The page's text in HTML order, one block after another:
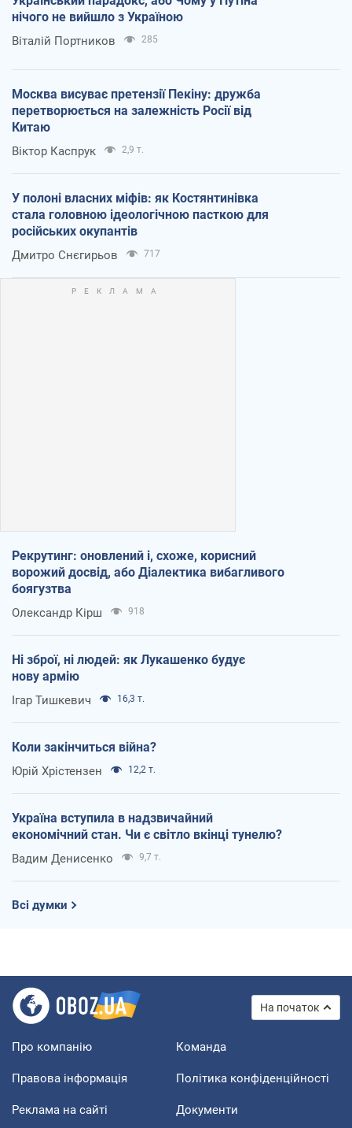
нічого не вийшло з Україною
Віталій Портников 285
Москва висуває претензії Пекіну: дружба
перетворюється на залежність Росії від
Китаю
Віктор Каспрук 2,9 т.
У полоні власних міфів: як Костянтинівка
стала головною ідеологічною пасткою для
російських окупантів
Дмитро Снєгирьов 717
Рекрутинг: оновлений і, схоже, корисний
ворожий досвід, або Діалектика вибагливого
боягузтва
Олександр Кірш 918
Ні зброї, ні людей: як Лукашенко будує
нову армію
Ігар Тишкевич 16,3 т.
Коли закінчиться війна?
Юрій Хрістензен 12,2 т.
Україна вступила в надзвичайний
економічний стан. Чи є світло вкінці тунелю?
Вадим Денисенко 9,7 т.
Всі думки
На початок
Про компанію Команда
Правова інформація Політика конфіденційності
Реклама на сайті Документи